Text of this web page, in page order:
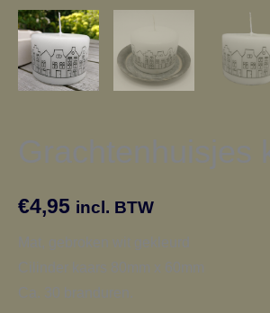
Grachtenhuisjes
€4,95 incl. BTW
Mat, gebroken wit gekleurd
Cilinder kaars 80mm x 60mm
Ca. 30 branduren.